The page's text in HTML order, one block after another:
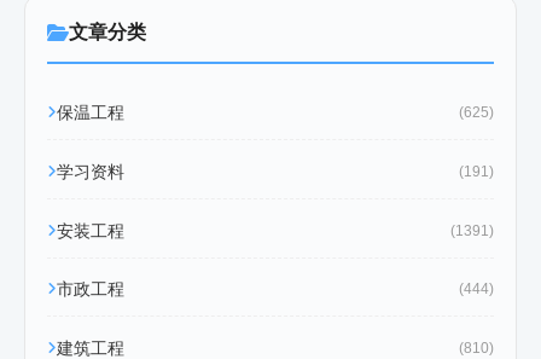
文章分类
保温工程 (625)
学习资料 (191)
安装工程 (1391)
市政工程 (444)
建筑工程 (810)